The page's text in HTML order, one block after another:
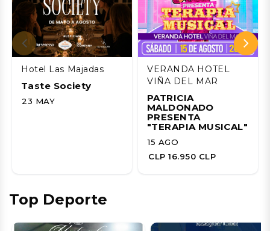
Hotel Las Majadas
Taste Society
23 MAY
VERANDA HOTEL
VIÑA DEL MAR
PATRICIA
MALDONADO
PRESENTA
"TERAPIA MUSICAL"
15 AGO
CLP 16.950 CLP
Top Deporte